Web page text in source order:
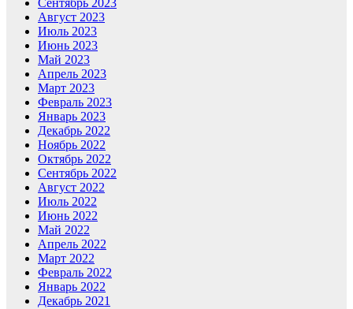
Сентябрь 2023
Август 2023
Июль 2023
Июнь 2023
Май 2023
Апрель 2023
Март 2023
Февраль 2023
Январь 2023
Декабрь 2022
Ноябрь 2022
Октябрь 2022
Сентябрь 2022
Август 2022
Июль 2022
Июнь 2022
Май 2022
Апрель 2022
Март 2022
Февраль 2022
Январь 2022
Декабрь 2021